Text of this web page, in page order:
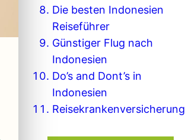
Die besten Indonesien
Reiseführer
Günstiger Flug nach
Indonesien
Do’s and Dont’s in
Indonesien
Reisekrankenversicherung